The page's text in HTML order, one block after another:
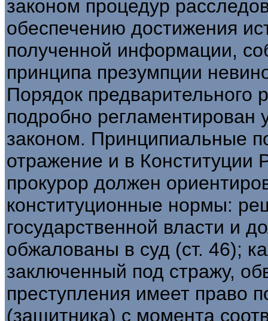
законом процедур
обеспечению достижения
полученной информации,
принципа презумпции
Порядок предварительного
подробно регламентирован
законом. Принципиальные
отражение и в
прокурор должен
конституционные нормы:
государственной власти и
обжалованы в суд (ст. 46);
заключенный под стражу,
преступления имеет право
(защитника) с момента